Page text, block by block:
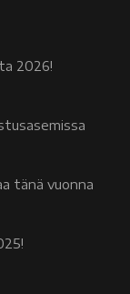
2026!
tänä vuonna